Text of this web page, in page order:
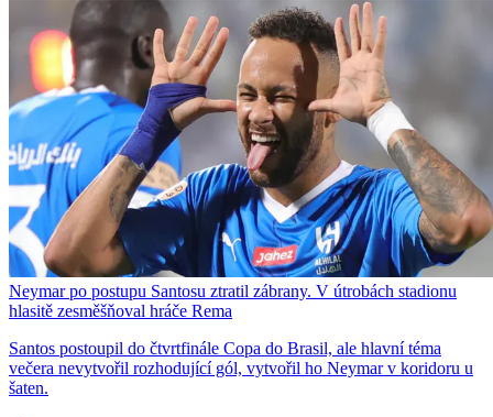
Neymar po postupu Santosu ztratil zábrany. V útrobách stadionu
hlasitě zesměšňoval hráče Rema
Santos postoupil do čtvrtfinále Copa do Brasil, ale hlavní téma
večera nevytvořil rozhodující gól, vytvořil ho Neymar v koridoru u
šaten.